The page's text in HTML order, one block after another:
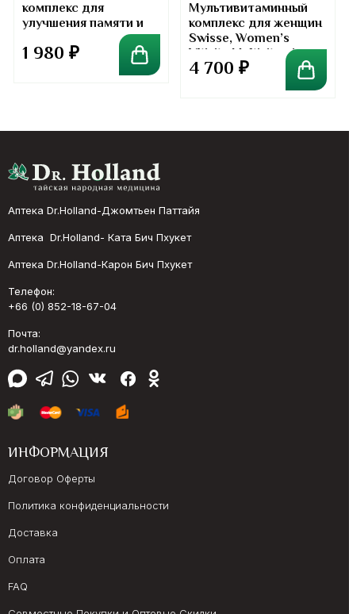
комплекс для
улучшения памяти и
кровообращения
1 980 ₽
5.00
Мультивитаминный
комплекс для женщин
Swisse, Women’s
Ultivite Multivitamin.
курс 2 месяца
4 700 ₽
Аптека Dr.Holland-Джомтьен Паттайя
Аптека Dr.Holland- Ката Бич Пхукет
Аптека Dr.Holland-Карон Бич Пхукет
Телефон:
+66 (0) 852-18-67-04
Почта:
dr.holland@yandex.ru
ИНФОРМАЦИЯ
Договор Оферты
Политика конфиденциальности
Доставка
Оплата
FAQ